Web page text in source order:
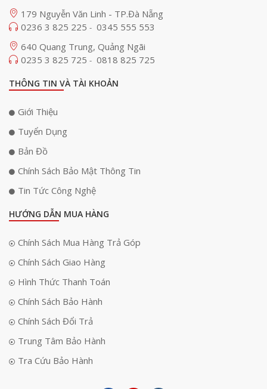
179 Nguyễn Văn Linh - TP.Đà Nẵng
0236 3 825 225 - 0345 555 553
640 Quang Trung, Quảng Ngãi
0235 3 825 725 - 0818 825 725
THÔNG TIN VÀ TÀI KHOẢN
Giới Thiệu
Tuyển Dụng
Bản Đồ
Chính Sách Bảo Mật Thông Tin
Tin Tức Công Nghệ
HƯỚNG DẪN MUA HÀNG
Chính Sách Mua Hàng Trả Góp
Chính Sách Giao Hàng
Hình Thức Thanh Toán
Chính Sách Bảo Hành
Chính Sách Đổi Trả
Trung Tâm Bảo Hành
Tra Cứu Bảo Hành